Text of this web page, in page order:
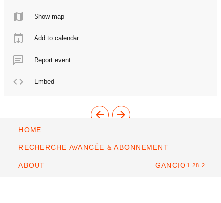
Show map
Add to calendar
Report event
Embed
HOME
RECHERCHE AVANCÉE & ABONNEMENT
ABOUT GANCIO 1.28.2